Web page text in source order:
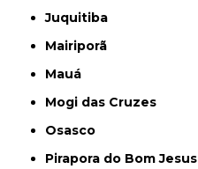
Juquitiba
Mairiporã
Mauá
Mogi das Cruzes
Osasco
Pirapora do Bom Jesus